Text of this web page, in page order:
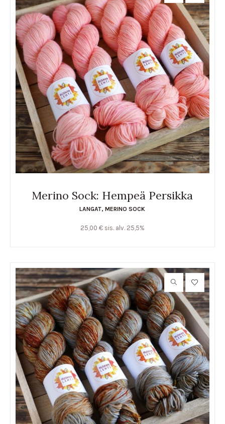
Merino Sock: Hempeä Persikka
LANGAT,MERINO SOCK
25,00 € sis. alv. 25,5%